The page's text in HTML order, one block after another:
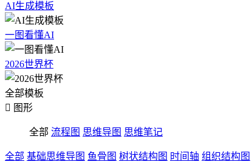
AI生成模板
一图看懂AI
2026世界杯
全部模板
 图形
全部 流程图 思维导图 思维笔记
全部 基础思维导图 鱼骨图 树状结构图 时间轴 组织结构图